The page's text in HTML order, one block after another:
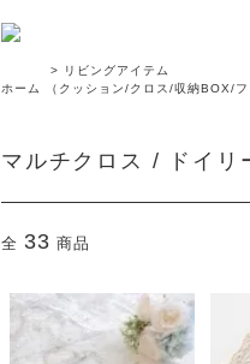
ホーム
>
リビングアイテム
（クッション/クロス/収納BOX/
マルチクロス / ドイリ
全 33 商品